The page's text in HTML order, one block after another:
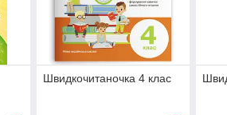
Швидкочитаночка 4 клас